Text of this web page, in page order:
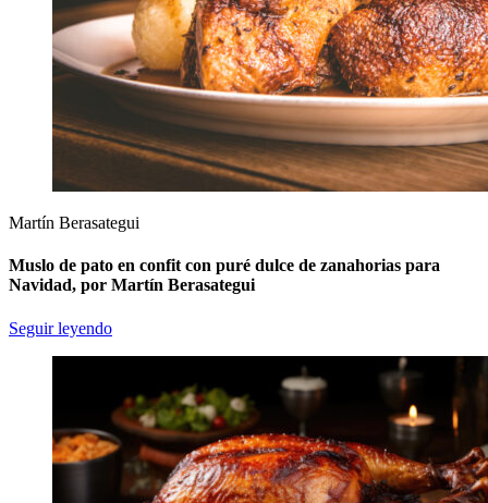
Martín Berasategui
Muslo de pato en confit con puré dulce de zanahorias para
Navidad, por Martín Berasategui
Seguir leyendo